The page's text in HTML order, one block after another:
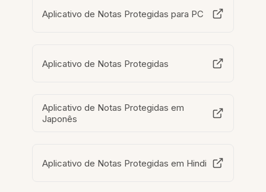
Aplicativo de Notas Protegidas para PC
Aplicativo de Notas Protegidas
Aplicativo de Notas Protegidas em
Japonês
Aplicativo de Notas Protegidas em Hindi